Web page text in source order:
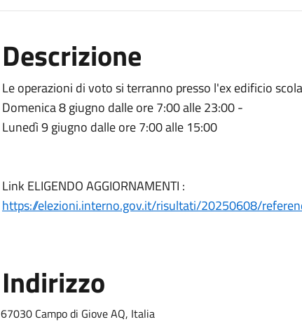
Descrizione
Le operazioni di voto si terranno presso l'ex edificio
Domenica 8 giugno dalle ore 7:00 alle 23:00 -
Lunedì 9 giugno dalle ore 7:00 alle 15:00
Link ELIGENDO AGGIORNAMENTI :
https://elezioni.interno.gov.it/risultati/20250608/
Indirizzo
67030 Campo di Giove AQ, Italia